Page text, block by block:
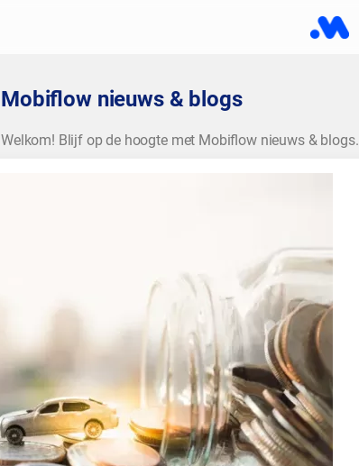
Mobiflow nieuws & blogs
Welkom! Blijf op de hoogte met Mobiflow nieuws & blogs.